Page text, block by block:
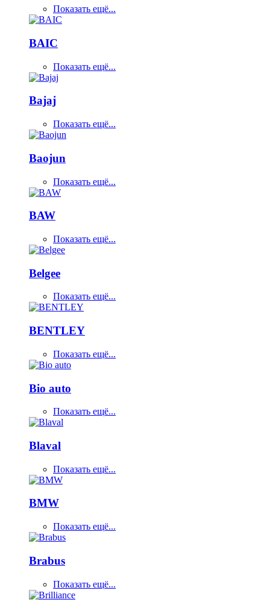
Показать ещё...
BAIC
Показать ещё...
Bajaj
Показать ещё...
Baojun
Показать ещё...
BAW
Показать ещё...
Belgee
Показать ещё...
BENTLEY
Показать ещё...
Bio auto
Показать ещё...
Blaval
Показать ещё...
BMW
Показать ещё...
Brabus
Показать ещё...